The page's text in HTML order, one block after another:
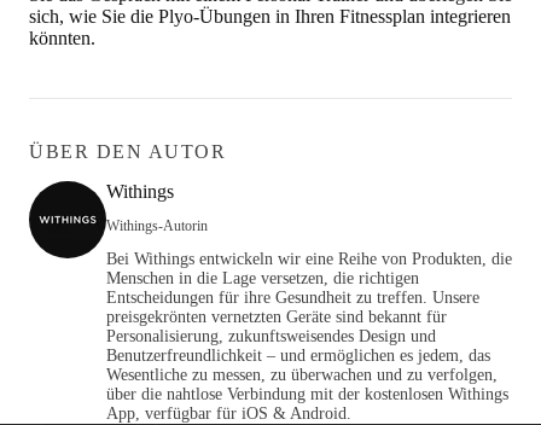
sich, wie Sie die Plyo-Übungen in Ihren Fitnessplan integrieren
könnten.
ÜBER DEN AUTOR
Withings
Withings-Autorin
Bei Withings entwickeln wir eine Reihe von Produkten, die
Menschen in die Lage versetzen, die richtigen
Entscheidungen für ihre Gesundheit zu treffen. Unsere
preisgekrönten vernetzten Geräte sind bekannt für
Personalisierung, zukunftsweisendes Design und
Benutzerfreundlichkeit – und ermöglichen es jedem, das
Wesentliche zu messen, zu überwachen und zu verfolgen,
über die nahtlose Verbindung mit der kostenlosen Withings
App, verfügbar für iOS & Android.